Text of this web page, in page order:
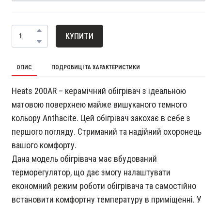
КУПИТИ
ОПИС ПОДРОБИЦІ ТА ХАРАКТЕРИСТИКИ
Heats 200AR – керамічний обігрівач з ідеальною
матовою поверхнею майже вишуканого темного
кольору Anthacite. Цей обігрівач закохає в себе з
першого погляду. Стриманий та надійний охоронець
вашого комфорту.
Дана модель обігрівача має вбудований
терморегулятор, що дає змогу налаштувати
економний режим роботи обігрівача та самостійно
встановити комфортну температуру в приміщенні. У